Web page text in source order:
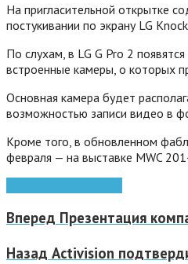
На пригласительной открытке
постукивании по экрану LG
По слухам, в LG G Pro 2
встроенные камеры, о которых
Основная камера будет
возможностью записи видео в
Кроме того, в обновленном
февраля — на выставке MWC
Вперед Презентация
Назад Activision